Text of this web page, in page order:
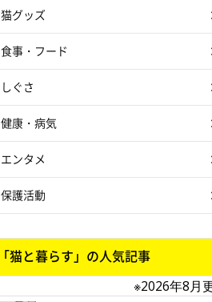
猫グッズ
食事・フード
しぐさ
健康・病気
エンタメ
保護活動
「猫と暮らす」の人気記事
※2026年8月